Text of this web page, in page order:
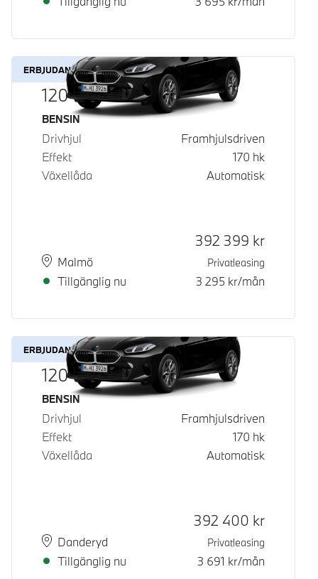
ERBJUDANDE
120
Bränsle
BENSIN
Drivhjul
Framhjulsdriven
Effekt
170 hk
Växellåda
Automatisk
PlatsMalmö
Leveranstid
Tillgänglig nu
Kontantpris
392 399 kr
Privatleasing
3 295 kr/mån
ERBJUDANDE
120
Bränsle
BENSIN
Drivhjul
Framhjulsdriven
Effekt
170 hk
Växellåda
Automatisk
PlatsDanderyd
Leveranstid
Tillgänglig nu
Kontantpris
392 400 kr
Privatleasing
3 691 kr/mån